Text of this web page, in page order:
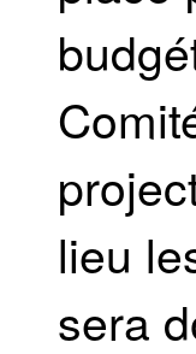
lieu
sera